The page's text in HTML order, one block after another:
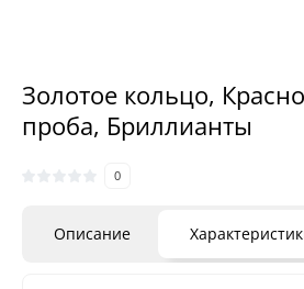
Золотое кольцо,
проба, Бриллианты
0
Описание